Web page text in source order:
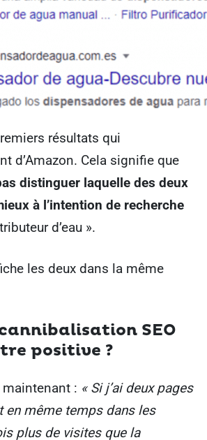
résultats qui
d’Amazon. Cela signifie que
distinguer laquelle des deux
à l’intention de recherche
d’eau ».
les deux dans la même
SEO
positive ?
: « Si j’ai deux pages
en même temps dans les
plus de visites que la